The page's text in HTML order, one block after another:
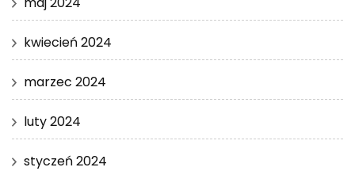
kwiecień 2024
marzec 2024
luty 2024
styczeń 2024